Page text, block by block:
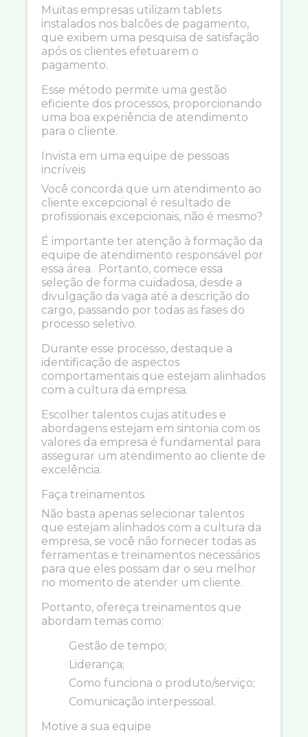
Muitas empresas utilizam tablets
instalados nos balcões de pagamento,
que exibem uma pesquisa de satisfação
após os clientes efetuarem o
pagamento.
Esse método permite uma gestão
eficiente dos processos, proporcionando
uma boa experiência de atendimento
para o cliente.
Invista em uma equipe de pessoas
incríveis
Você concorda que um atendimento ao
cliente excepcional é resultado de
profissionais excepcionais, não é mesmo?
É importante ter atenção à formação da
equipe de atendimento responsável por
essa área. Portanto, comece essa
seleção de forma cuidadosa, desde a
divulgação da vaga até a descrição do
cargo, passando por todas as fases do
processo seletivo.
Durante esse processo, destaque a
identificação de aspectos
comportamentais que estejam alinhados
com a cultura da empresa.
Escolher talentos cujas atitudes e
abordagens estejam em sintonia com os
valores da empresa é fundamental para
assegurar um atendimento ao cliente de
excelência.
Faça treinamentos
Não basta apenas selecionar talentos
que estejam alinhados com a cultura da
empresa, se você não fornecer todas as
ferramentas e treinamentos necessários
para que eles possam dar o seu melhor
no momento de atender um cliente.
Portanto, ofereça treinamentos que
abordam temas como:
Gestão de tempo;
Liderança;
Como funciona o produto/serviço;
Comunicação interpessoal.
Motive a sua equipe